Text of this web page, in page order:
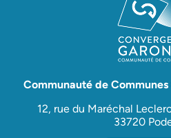
Communauté de
12, rue du Maréchal
33720